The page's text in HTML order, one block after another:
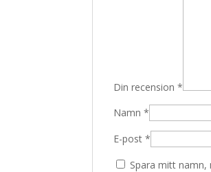
Din recension*
Namn*
E-post*
Spara mitt namn,